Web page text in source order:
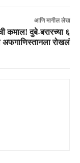
आणि मागील लेख
कमाल! दुबे-बरारच्या ६
अफगाणिस्तानला रोखलं